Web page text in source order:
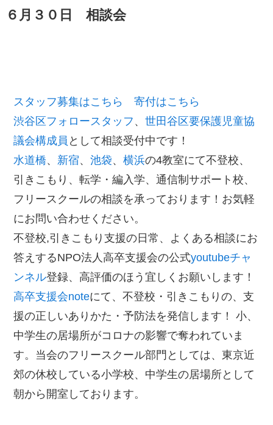
６月３０日 相談会
スタッフ募集はこちら
寄付はこちら
渋谷区フォロースタッフ 、世田谷区要保護児童協
議会構成員 として相談受付中です！
水道橋、 新宿、池袋、横浜の4教室にて不登校、
引きこもり、転学・編入学、通信制サポート校、
フリースクールの相談を承っております！お気軽
にお問い合わせください。
不登校,引きこもり支援の日常、よくある相談にお
答えするNPO法人高卒支援会の公式youtubeチャ
ンネル登録、高評価のほう宜しくお願いします！
高卒支援会noteにて、不登校・引きこもりの、支
援の正しいありかた・予防法を発信します！ 小、
中学生の居場所がコロナの影響で奪われていま
す。当会のフリースクール部門としては、東京近
郊の休校している小学校、中学生の居場所として
朝から開室しております。